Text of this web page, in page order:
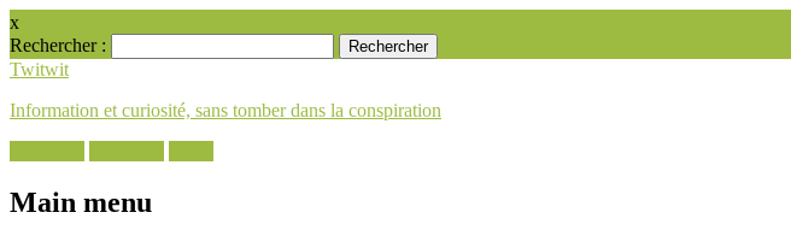
x
Rechercher :
Twitwit
Information et curiosité, sans tomber dans la conspiration
Main menu